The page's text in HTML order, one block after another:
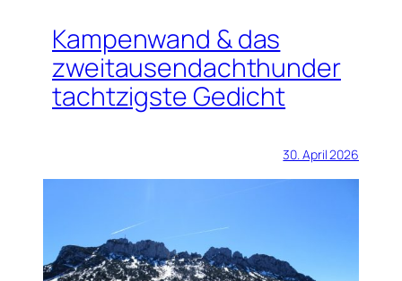
Kampenwand & das
zweitausendachthunder
tachtzigste Gedicht
30. April 2026